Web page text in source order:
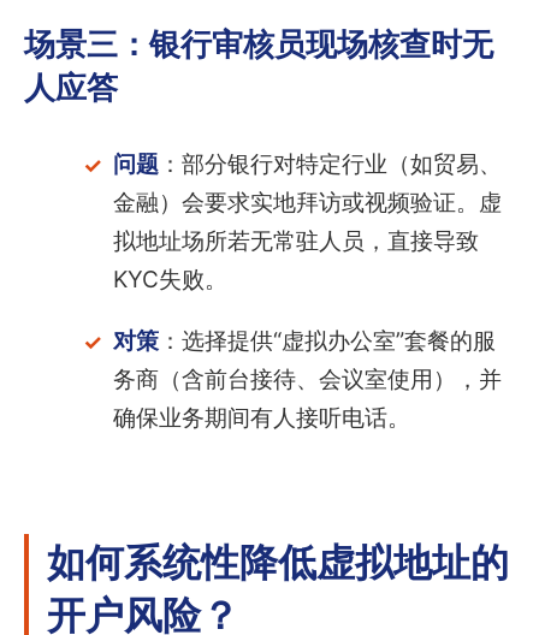
场景三：银行审核员现场核查时无
人应答
问题：部分银行对特定行业（如贸易、
金融）会要求实地拜访或视频验证。虚
拟地址场所若无常驻人员，直接导致
KYC失败。
对策：选择提供“虚拟办公室”套餐的服
务商（含前台接待、会议室使用），并
确保业务期间有人接听电话。
如何系统性降低虚拟地址的
开户风险？